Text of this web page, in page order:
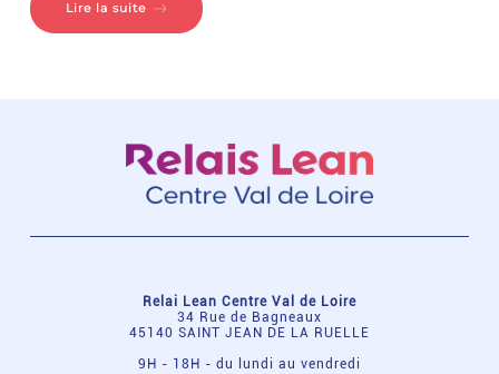
Lire la suite
Relai Lean Centre Val de Loire
34 Rue de Bagneaux
45140 SAINT JEAN DE LA RUELLE
9H - 18H - du lundi au vendredi